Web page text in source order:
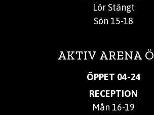
Lör Stängt
Sön 15-18
AKTIV ARENA
ÖPPET 04-24
RECEPTION
Mån 16-19